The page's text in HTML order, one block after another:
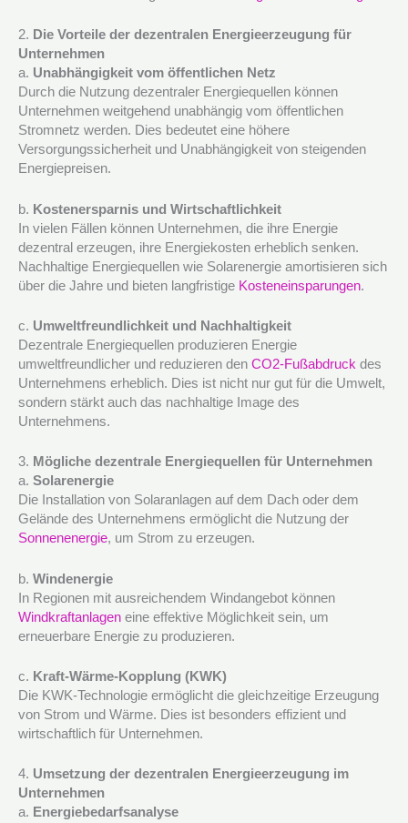
2. Die Vorteile der dezentralen Energieerzeugung für
Unternehmen
a. Unabhängigkeit vom öffentlichen Netz
Durch die Nutzung dezentraler Energiequellen können
Unternehmen weitgehend unabhängig vom öffentlichen
Stromnetz werden. Dies bedeutet eine höhere
Versorgungssicherheit und Unabhängigkeit von steigenden
Energiepreisen.
b. Kostenersparnis und Wirtschaftlichkeit
In vielen Fällen können Unternehmen, die ihre Energie
dezentral erzeugen, ihre Energiekosten erheblich senken.
Nachhaltige Energiequellen wie Solarenergie amortisieren sich
über die Jahre und bieten langfristige Kosteneinsparungen.
c. Umweltfreundlichkeit und Nachhaltigkeit
Dezentrale Energiequellen produzieren Energie
umweltfreundlicher und reduzieren den CO2-Fußabdruck des
Unternehmens erheblich. Dies ist nicht nur gut für die Umwelt,
sondern stärkt auch das nachhaltige Image des
Unternehmens.
3. Mögliche dezentrale Energiequellen für Unternehmen
a. Solarenergie
Die Installation von Solaranlagen auf dem Dach oder dem
Gelände des Unternehmens ermöglicht die Nutzung der
Sonnenenergie, um Strom zu erzeugen.
b. Windenergie
In Regionen mit ausreichendem Windangebot können
Windkraftanlagen eine effektive Möglichkeit sein, um
erneuerbare Energie zu produzieren.
c. Kraft-Wärme-Kopplung (KWK)
Die KWK-Technologie ermöglicht die gleichzeitige Erzeugung
von Strom und Wärme. Dies ist besonders effizient und
wirtschaftlich für Unternehmen.
4. Umsetzung der dezentralen Energieerzeugung im
Unternehmen
a. Energiebedarfsanalyse